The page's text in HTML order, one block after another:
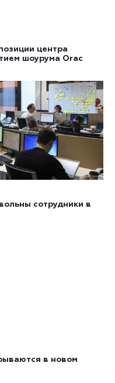
центра
шоурума Orac
сотрудники в
в новом